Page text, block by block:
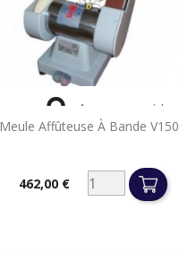
Meule Affûteuse À Bande V150
Prix462,00 €
 Aperçu rapide